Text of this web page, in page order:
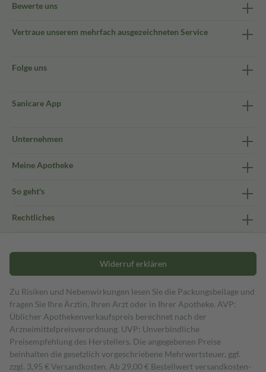
Bewerte uns
Vertraue unserem mehrfach ausgezeichneten Service
Folge uns
Sanicare App
Unternehmen
Meine Apotheke
So geht's
Rechtliches
Widerruf erklären
Zu Risiken und Nebenwirkungen lesen Sie die Packungsbeilage und
fragen Sie Ihre Ärztin, Ihren Arzt oder in Ihrer Apotheke. AVP:
Üblicher Apothekenverkaufspreis berechnet nach der
Arzneimittelpreisverordnung. UVP: Unverbindliche
Preisempfehlung des Herstellers. Die angegebenen Preise
beinhalten die gesetzlich vorgeschriebene Mehrwertsteuer, ggf.
zzgl. 3,95 € Versandkosten. Ab 29,00 € Bestell­wert versand­kosten­